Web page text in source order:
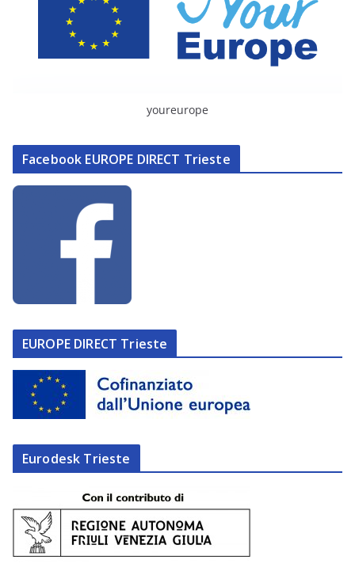
youreurope
Facebook EUROPE DIRECT Trieste
EUROPE DIRECT Trieste
Eurodesk Trieste